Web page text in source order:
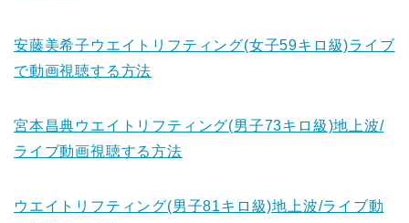
安藤美希子ウエイトリフティング(女子59キロ級)ライブ
で動画視聴する方法
宮本昌典ウエイトリフティング(男子73キロ級)地上波/
ライブ動画視聴する方法
ウエイトリフティング(男子81キロ級)地上波/ライブ動